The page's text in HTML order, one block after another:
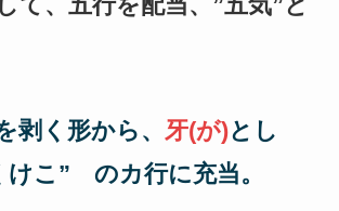
剥く形から、 牙(が)とし
けこ” のカ行に充当。